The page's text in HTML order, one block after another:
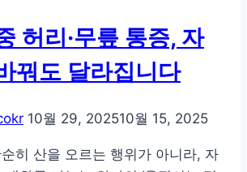
겨
울
엔
팩!
계
허리·무릎 통증, 자
꿔도 달라집니다
10월 29, 202510월 15, 2025
히 산을 오르는 행위가 아니라, 자